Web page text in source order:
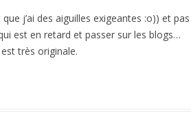
j’ai des aiguilles exigeantes :o)) et pas
est en retard et passer sur les blogs…
très originale.